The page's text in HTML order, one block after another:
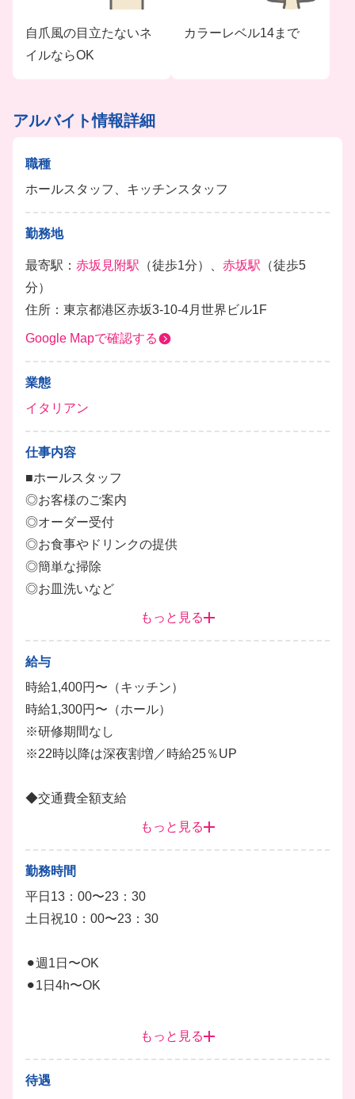
自爪風の目立たないネ
イルならOK
カラーレベル14まで
アルバイト情報詳細
職種
ホールスタッフ、キッチンスタッフ
勤務地
最寄駅： 赤坂見附駅 （徒歩1分）、 赤坂駅 （徒歩5
分）
住所：東京都港区赤坂3-10-4月世界ビル1F
Google Mapで確認する
業態
イタリアン
仕事内容
■ホールスタッフ
◎お客様のご案内
◎オーダー受付
◎お食事やドリンクの提供
◎簡単な掃除
◎お皿洗いなど
ホール業務全般をお任せします。
■キッチンスタッフ
◎食材の仕込み
◎簡単な調理、盛り付け
まずは簡単な調理補助から始めます。
未経験でもしっかり成長をサポートいたします！
ホール
もっと見る
給与
時給1,400円〜（キッチン）
時給1,300円〜（ホール）
※研修期間なし
※22時以降は深夜割増／時給25％UP
◆交通費全額支給
（定期をもっていたら、定期外を支給）
もっと見る
勤務時間
平日13：00〜23：30
土日祝10：00〜23：30
⚫︎週1日〜OK
⚫︎1日4h〜OK
す！
もっと見る
待遇